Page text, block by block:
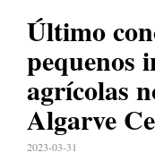
Último
pequenos
agrícolas
Algarve
2023-03-31